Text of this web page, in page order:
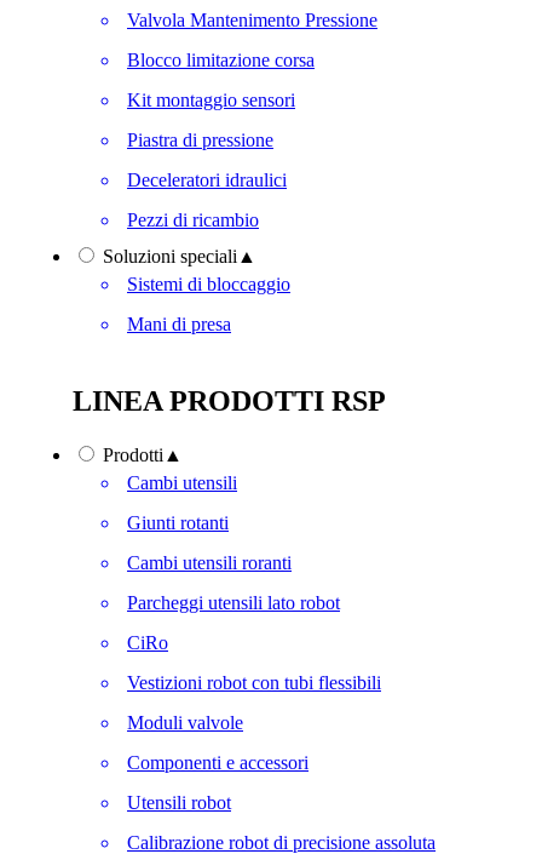
Valvola Mantenimento Pressione
Blocco limitazione corsa
Kit montaggio sensori
Piastra di pressione
Deceleratori idraulici
Pezzi di ricambio
Soluzioni speciali ▲
Sistemi di bloccaggio
Mani di presa
LINEA PRODOTTI RSP
Prodotti ▲
Cambi utensili
Giunti rotanti
Cambi utensili roranti
Parcheggi utensili lato robot
CiRo
Vestizioni robot con tubi flessibili
Moduli valvole
Componenti e accessori
Utensili robot
Calibrazione robot di precisione assoluta